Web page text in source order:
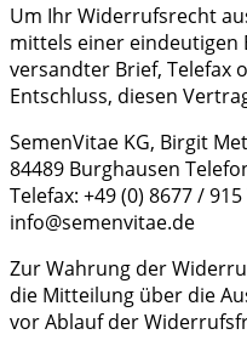
Um Ihr Widerrufsrecht
mittels einer eindeutigen
versandter Brief, Telefax
Entschluss, diesen
SemenVitae KG, Birgit
84489 Burghausen
Telefax: +49 (0) 8677 /
info@semenvitae.de
Zur Wahrung der
die Mitteilung über die
vor Ablauf der